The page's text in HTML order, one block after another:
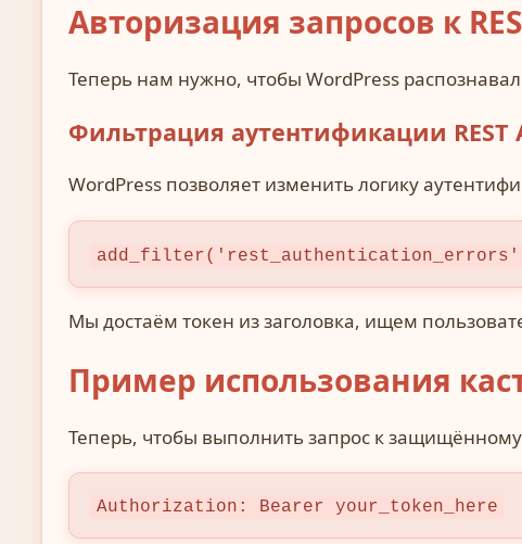
Авторизация запросов к
Теперь нам нужно, чтобы WordPress
Фильтрация аутентификации REST
WordPress позволяет изменить логику
Мы достаём токен из заголовка, ищем
Пример использования
Теперь, чтобы выполнить запрос к
Authorization: Bearer your_token_here